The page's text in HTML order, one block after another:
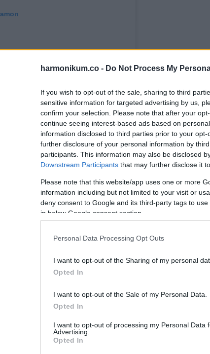
harmonikum.co - Do Not Process My
If you wish to opt-out of the sale, sharing to third
sensitive information for targeted advertising by us,
confirm your selection. Please note that after your
continue seeing interest-based ads based on
information disclosed to third parties prior to your
further disclosure of your personal information by
participants. This information may also be disclosed
Downstream Participants that may further disclose it
Please note that this website/app uses one or more
information including but not limited to your visit or
deny consent to Google and its third-party tags to
in below Google consent section.
Personal Data Processing Opt Outs
I want to opt-out of the Sharing of my personal
Opted In
I want to opt-out of the Sale of my Personal Data.
Opted In
I want to opt-out of processing my Personal Data
Advertising.
Opted In
által megosztott bejegyzés